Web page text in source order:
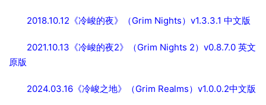
2018.10.12《冷峻的夜》（Grim Nights）v1.3.3.1 中文版
2021.10.13《冷峻的夜2》（Grim Nights 2）v0.8.7.0 英文
原版
2024.03.16《冷峻之地》（Grim Realms）v1.0.0.2中文版